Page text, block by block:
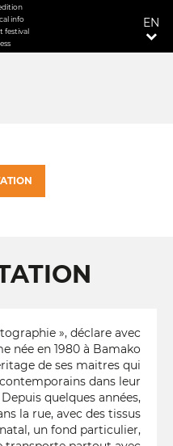
info
festival
EN
», déclare avec
née en 1980 à Bamako
de ses maitres qui
dans leur
quelques années,
la rue, avec des tissus
un fond particulier,